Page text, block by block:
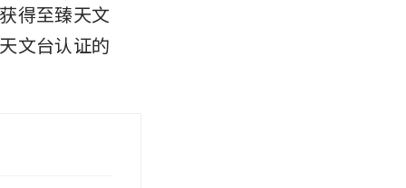
得至臻天文
文台认证的